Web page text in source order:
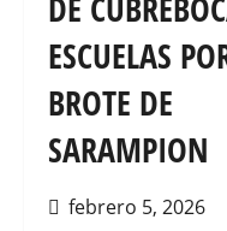
ESCUELAS
BROTE DE
SARAMPION
febrero 5, 2026